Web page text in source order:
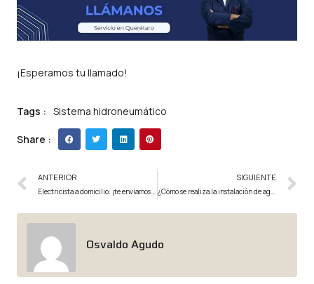
¡Esperamos tu llamado!
Tags : Sistema hidroneumático
Share :
ANTERIOR
Electricista a domicilio: ¡te enviamos al experto ideal a tu hogar!
SIGUIENTE
¿Cómo se realiza la instalación de agua en una casa?
Osvaldo Agudo